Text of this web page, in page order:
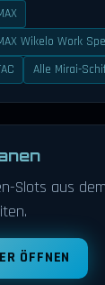
Wikelo Work
Alle Mirai-
Slots aus
ÖFFNEN